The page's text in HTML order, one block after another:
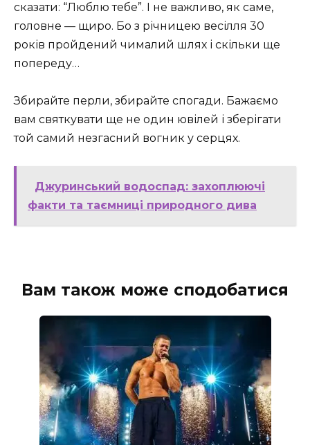
сказати: “Люблю тебе”. І не важливо, як саме,
головне — щиро. Бо з річницею весілля 30
років пройдений чималий шлях і скільки ще
попереду…
Збирайте перли, збирайте спогади. Бажаємо
вам святкувати ще не один ювілей і зберігати
той самий незгасний вогник у серцях.
Джуринський водоспад: захоплюючі
факти та таємниці природного дива
Вам також може сподобатися